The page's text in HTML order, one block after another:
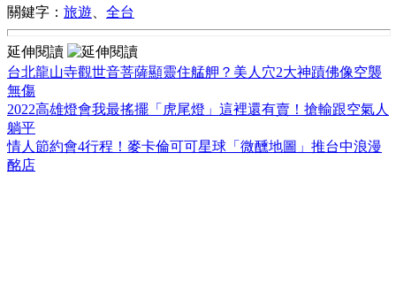
關鍵字： 旅遊 全台
延伸閱讀
台北龍山寺觀世音菩薩顯靈住艋舺？美人穴2大神蹟佛像空襲
無傷
2022高雄燈會我最搖擺「虎尾燈」這裡還有賣！搶輸跟空氣人
躺平
情人節約會4行程！麥卡倫可可星球「微醺地圖」推台中浪漫
酩店